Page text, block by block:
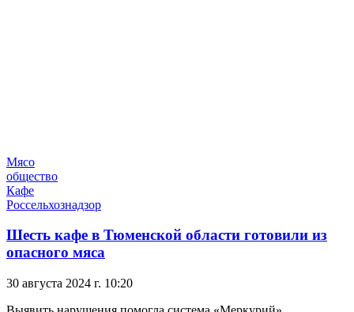
Мясо
общество
Кафе
Россельхознадзор
Шесть кафе в Тюменской области готовили из
опасного мяса
30 августа 2024 г. 10:20